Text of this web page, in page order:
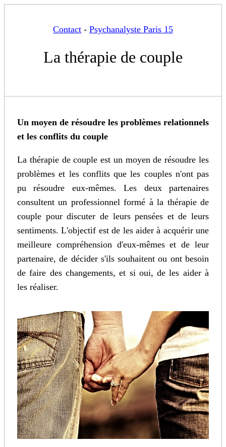
Contact - Psychanalyste Paris 15
La thérapie de couple
Un moyen de résoudre les problèmes relationnels
et les conflits du couple
La thérapie de couple est un moyen de résoudre les
problèmes et les conflits que les couples n'ont pas
pu résoudre eux-mêmes. Les deux partenaires
consultent un professionnel formé à la thérapie de
couple pour discuter de leurs pensées et de leurs
sentiments. L'objectif est de les aider à acquérir une
meilleure compréhension d'eux-mêmes et de leur
partenaire, de décider s'ils souhaitent ou ont besoin
de faire des changements, et si oui, de les aider à
les réaliser.